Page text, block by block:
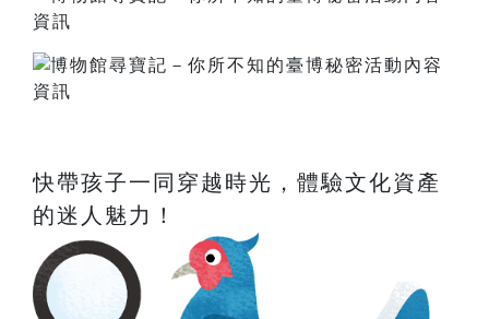
快帶孩子一同穿越時光，體驗文化資產
的迷人魅力！